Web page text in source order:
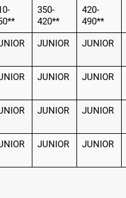
350-
420**
420-
490**
JUNIOR JUNIOR
JUNIOR JUNIOR
JUNIOR JUNIOR
JUNIOR JUNIOR